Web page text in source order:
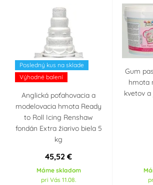
Posledný kus na sklade
Výhodné balení
Anglická poťahovacia a
modelovacia hmota Ready
to Roll Icing Renshaw
fondán Extra žiarivo biela 5
kg
45,52 €
Máme skladom
pri Vás 11.08.
Gum
hmota
kvetov